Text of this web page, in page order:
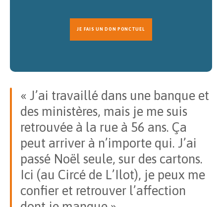
JE FAIS UN DON PONCTUEL
« J’ai travaillé dans une banque et
des ministères, mais je me suis
retrouvée à la rue à 56 ans. Ça
peut arriver à n’importe qui. J’ai
passé Noël seule, sur des cartons.
Ici (au Circé de L’Ilot), je peux me
confier et retrouver l’affection